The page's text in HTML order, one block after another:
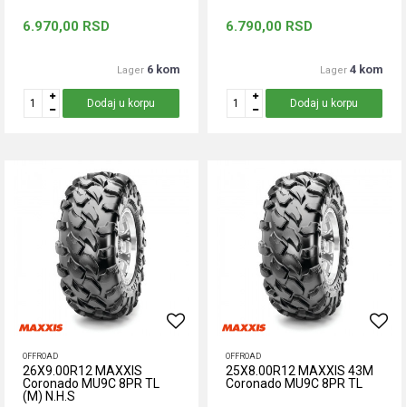
6.970,00 RSD
Lager 6 kom
Dodaj u korpu
6.790,00 RSD
Lager 4 kom
Dodaj u korpu
OFFROAD
26X9.00R12 MAXXIS
Coronado MU9C 8PR TL
(M) N.H.S
OFFROAD
25X8.00R12 MAXXIS 43M
Coronado MU9C 8PR TL